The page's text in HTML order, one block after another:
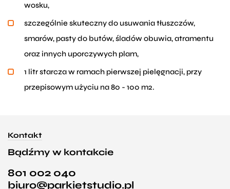
wosku,
szczególnie skuteczny do usuwania tłuszczów,
smarów, pasty do butów, śladów obuwia, atramentu
oraz innych uporczywych plam,
1 litr starcza w ramach pierwszej pielęgnacji, przy
przepisowym użyciu na 80 - 100 m2.
Kontakt
Bądźmy w kontakcie
801 002 040
biuro@parkietstudio.pl